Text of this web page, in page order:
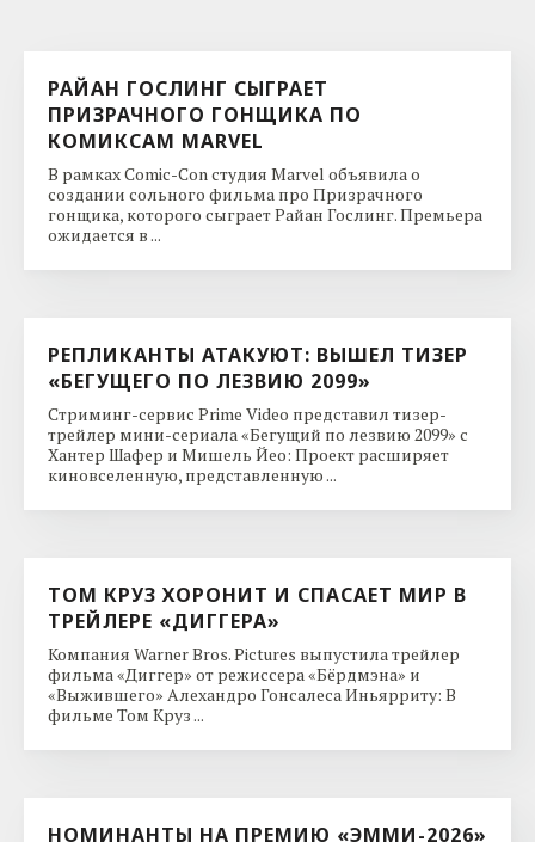
РАЙАН ГОСЛИНГ СЫГРАЕТ
ПРИЗРАЧНОГО ГОНЩИКА ПО
КОМИКСАМ MARVEL
В рамках Comic-Con студия Marvel объявила о
создании сольного фильма про Призрачного
гонщика, которого сыграет Райан Гослинг. Премьера
ожидается в ...
РЕПЛИКАНТЫ АТАКУЮТ: ВЫШЕЛ ТИЗЕР
«БЕГУЩЕГО ПО ЛЕЗВИЮ 2099»
Стриминг-сервис Prime Video представил тизер-
трейлер мини-сериала «Бегущий по лезвию 2099» с
Хантер Шафер и Мишель Йео: Проект расширяет
киновселенную, представленную ...
ТОМ КРУЗ ХОРОНИТ И СПАСАЕТ МИР В
ТРЕЙЛЕРЕ «ДИГГЕРА»
Компания Warner Bros. Pictures выпустила трейлер
фильма «Диггер» от режиссера «Бёрдмэна» и
«Выжившего» Алехандро Гонсалеса Иньярриту: В
фильме Том Круз ...
НОМИНАНТЫ НА ПРЕМИЮ «ЭММИ-2026»